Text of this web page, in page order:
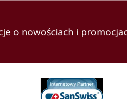
o nowościach i